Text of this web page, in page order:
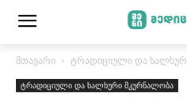
მთავარი ტრადიციული და
ტრადიციული და ხალხური მკურნალობა